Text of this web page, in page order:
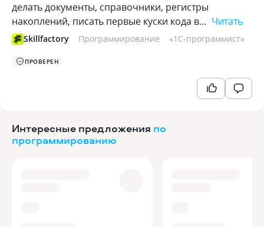
делать документы, справочники, регистры
накоплений, писать первые куски кода в… Читать
Skillfactory Программирование «1С-программист»
ПРОВЕРЕН
Интересные предложения по
программированию